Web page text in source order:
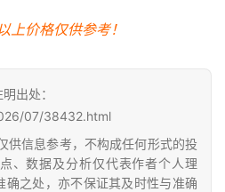
上价格仅供参考！
出处：
07/38432.html
供信息参考，不构成任何形式的投
、数据及分析仅代表作者个人理
确之处，亦不保证其及时性与准确